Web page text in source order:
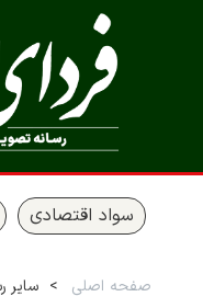
سواد اقتصادی
صفحه اصلی سایر